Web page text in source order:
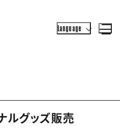
Language
ルグッズ販売